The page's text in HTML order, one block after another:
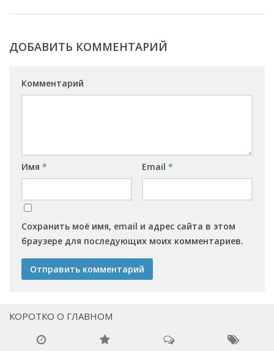
ДОБАВИТЬ КОММЕНТАРИЙ
Комментарий
Имя * Email *
Сохранить моё имя, email и адрес сайта в этом
браузере для последующих моих комментариев.
КОРОТКО О ГЛАВНОМ